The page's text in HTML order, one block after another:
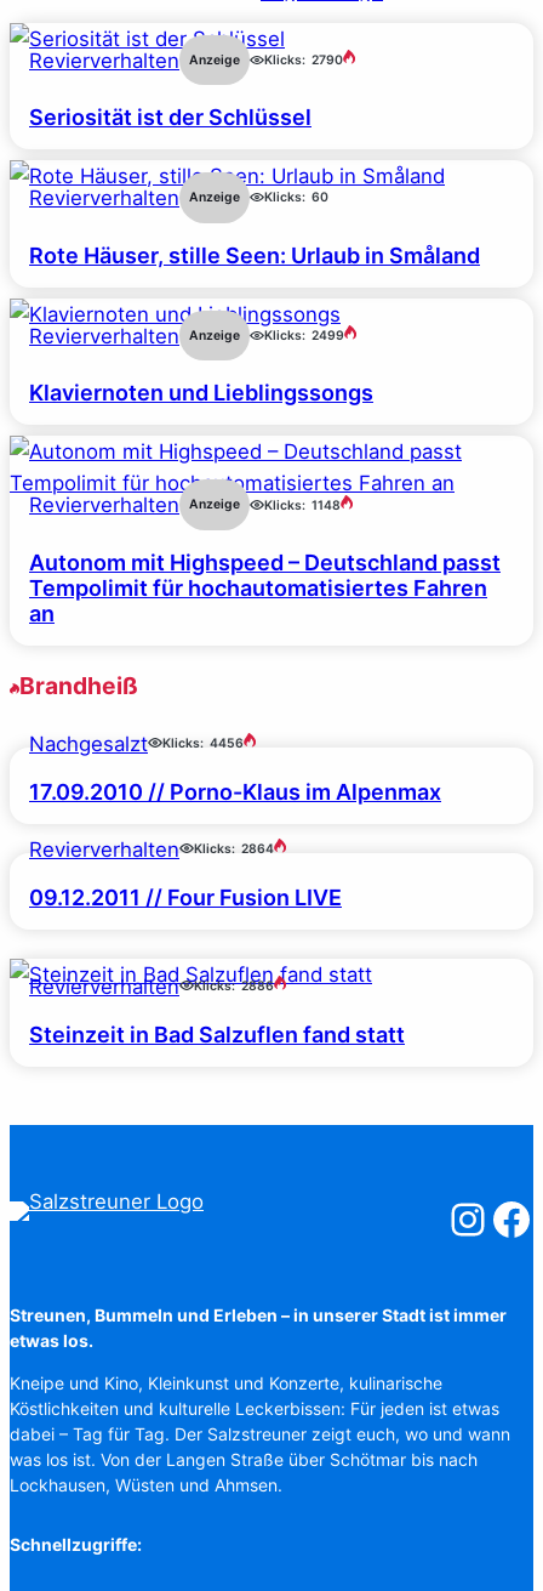
Revierverhalten Anzeige Klicks: 2790
Seriosität ist der Schlüssel
Revierverhalten Anzeige Klicks: 60
Rote Häuser, stille Seen: Urlaub in Småland
Revierverhalten Anzeige Klicks: 2499
Klaviernoten und Lieblingssongs
Revierverhalten Anzeige Klicks: 1148
Autonom mit Highspeed – Deutschland passt
Tempolimit für hochautomatisiertes Fahren
an
Brandheiß
Nachgesalzt Klicks: 4456
17.09.2010 // Porno-Klaus im Alpenmax
Revierverhalten Klicks: 2864
09.12.2011 // Four Fusion LIVE
Revierverhalten Klicks: 2886
Steinzeit in Bad Salzuflen fand statt
Streunen, Bummeln und Erleben – in unserer Stadt ist immer
etwas los.
Kneipe und Kino, Kleinkunst und Konzerte, kulinarische
Köstlichkeiten und kulturelle Leckerbissen: Für jeden ist etwas
dabei – Tag für Tag. Der Salzstreuner zeigt euch, wo und wann
was los ist. Von der Langen Straße über Schötmar bis nach
Lockhausen, Wüsten und Ahmsen.
Schnellzugriffe: